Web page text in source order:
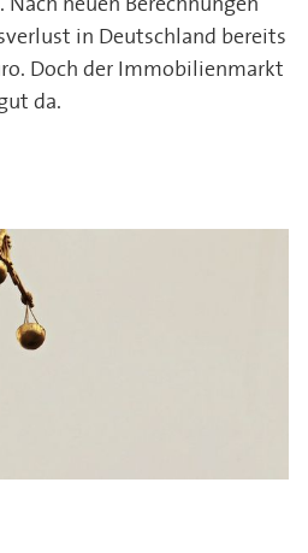
neuen Berechnungen
in Deutschland bereits
Doch der Immobilienmarkt
da.